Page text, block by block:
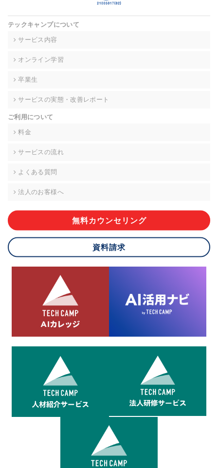
当社は事業運営上、前項利用目的の範囲に限って個人情報を外
高い委託先を選定し、個人情報の適正管理・機密保持について
個人情報の開示等(利用目的の通知、開示、内容の訂正・追加・
て、下記の当社問合わせ窓口に申し出ることができます。その
的な期間内に対応いたします。ただし、申請が本人確認が不可
により、ご希望に添えない場合があります。 なお、アクセスロ
グなどの個人情報以外の情報については、原則として開示等は
株式会社div 個人情報問合せ窓口
メールアドレス:privacy_policy@di-v.co.jp
ご本人様が当社に個人情報を提供されるかどうかは任意による
応ができない場合があります。
8.cookieにより取得・分析した情報とその利用について
当社は第三者が運営するデータ・マネジメント・プラットフォ
ームからcookieにより収集されたウェブの閲覧機歴及びその分
析結果を取得し、これをお客様の個人データと結びつけた上
で、広告配信等の目的で利用いたします。
テックキャンプについて
サービス内容
オンライン学習
卒業生
サービスの実態・改善レポート
ご利用について
料金
サービスの流れ
よくある質問
法人のお客様へ
無料カウンセリング
資料請求